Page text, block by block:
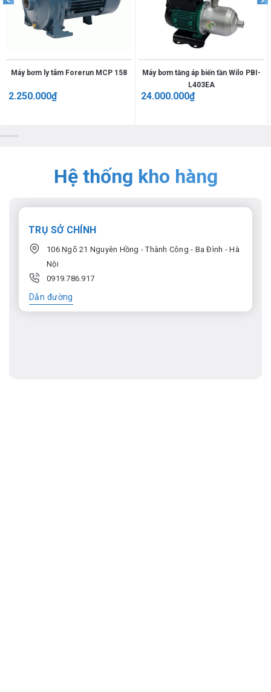
Máy bơm ly tâm Forerun MCP 158
2.250.000₫
Máy bơm tăng áp biến tần Wilo PBI-
L403EA
24.000.000₫
Hệ thống kho hàng
TRỤ SỞ CHÍNH
106 Ngõ 21 Nguyên Hồng - Thành Công - Ba Đình - Hà
Nội
0919.786.917
Dẫn đường